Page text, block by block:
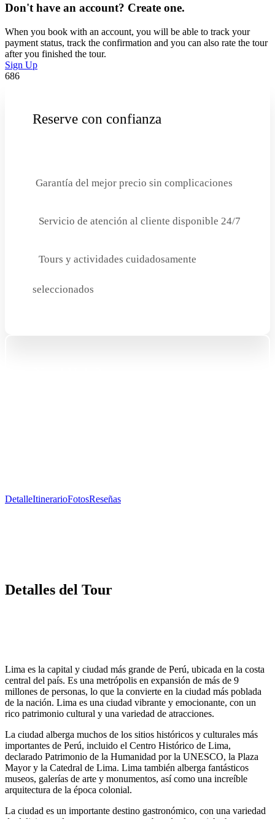
Don't have an account? Create one.
When you book with an account, you will be able to track your
payment status, track the confirmation and you can also rate the tour
after you finished the tour.
Sign Up
686
Reserve con confianza
Garantía del mejor precio sin complicaciones
Servicio de atención al cliente disponible 24/7
Tours y actividades cuidadosamente
seleccionados
DetalleItinerarioFotosReseñas
Detalles del Tour
Lima es la capital y ciudad más grande de Perú, ubicada en la costa
central del país. Es una metrópolis en expansión de más de 9
millones de personas, lo que la convierte en la ciudad más poblada
de la nación. Lima es una ciudad vibrante y emocionante, con un
rico patrimonio cultural y una variedad de atracciones.
La ciudad alberga muchos de los sitios históricos y culturales más
importantes de Perú, incluido el Centro Histórico de Lima,
declarado Patrimonio de la Humanidad por la UNESCO, la Plaza
Mayor y la Catedral de Lima. Lima también alberga fantásticos
museos, galerías de arte y monumentos, así como una increíble
arquitectura de la época colonial.
La ciudad es un importante destino gastronómico, con una variedad